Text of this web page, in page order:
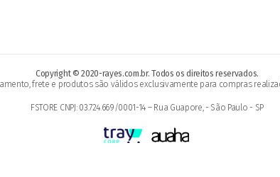
Copyright © 2020-rayes.com.br. Todos os direitos reservados.
frete e produtos são válidos exclusivamente para compras
FSTORE CNPJ: 03.724.669/0001-14 – Rua Guapore, - São Paulo - SP